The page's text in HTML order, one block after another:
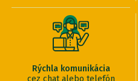
Rýchla komunikácia
cez chat alebo telefón